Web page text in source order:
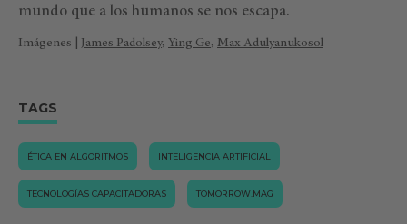
mundo que a los humanos se nos escapa.
Imágenes | James Padolsey, Ying Ge, Max Adulyanukosol
TAGS
ÉTICA EN ALGORITMOS INTELIGENCIA ARTIFICIAL
TECNOLOGÍAS CAPACITADORAS TOMORROW.MAG